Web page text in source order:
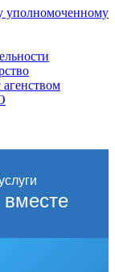
уполномоченному